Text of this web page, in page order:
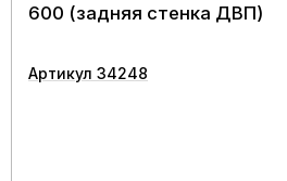
600 (задняя стенка ДВП)
Артикул 34248